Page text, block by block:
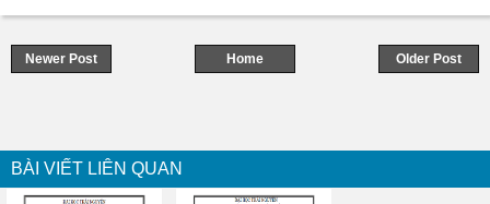
Newer Post Older Post
Home
BÀI VIẾT LIÊN QUAN